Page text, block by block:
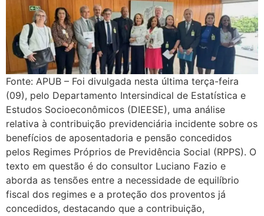
Fonte: APUB – Foi divulgada nesta última terça-feira
(09), pelo Departamento Intersindical de Estatística e
Estudos Socioeconômicos (DIEESE), uma análise
relativa à contribuição previdenciária incidente sobre os
benefícios de aposentadoria e pensão concedidos
pelos Regimes Próprios de Previdência Social (RPPS). O
texto em questão é do consultor Luciano Fazio e
aborda as tensões entre a necessidade de equilíbrio
fiscal dos regimes e a proteção dos proventos já
concedidos, destacando que a contribuição,